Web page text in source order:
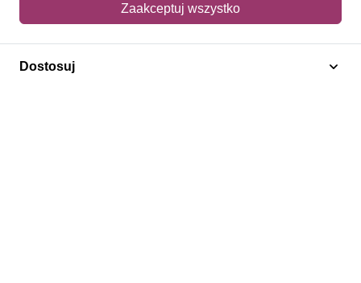
Adres dostawy
Polecamy
Zaakceptuj wszystko
Dostosuj